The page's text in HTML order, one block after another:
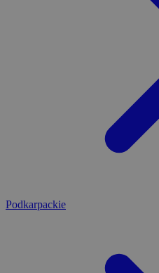
Podkarpackie